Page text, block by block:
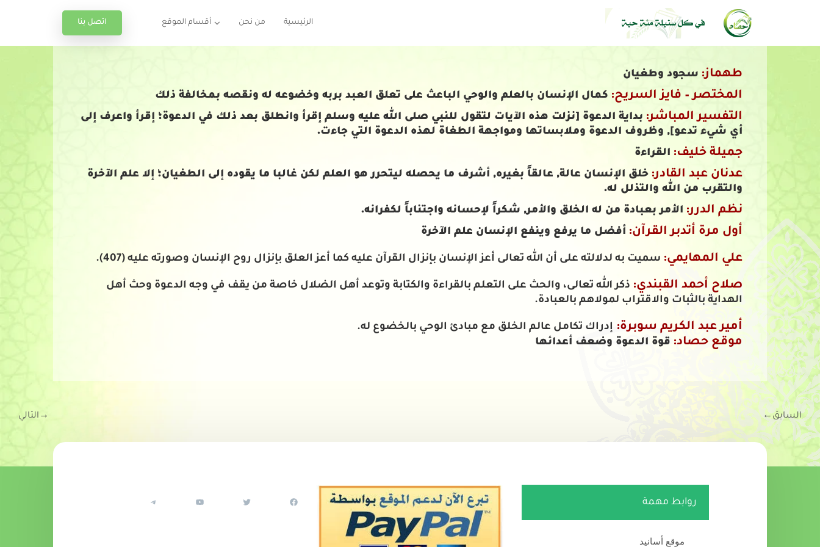
اتصل بنا الرئيسية من نحن أقسام الموقع
طهماز: سجود وطغيان
المختصر – فايز السريح: كمال الإنسان بالعلم والوحي الباعث على تعلق العبد بربه وخضوعه له ونقصه بمخالفة ذلك
التفسير المباشر: بداية الدعوة [نزلت هذه الآيات لتقول للنبي صلى الله عليه وسلم إقرأ وانطلق بعد ذلك في الدعوة؛ إقرأ واعرف إلى
أي شيء تدعو], وظروف الدعوة وملابساتها ومواجهة الطغاة لهذه الدعوة التي جاءت.
جميلة خليف: القراءة
عدنان عبد القادر: خلق الإنسان عالة, عالقاً بغيره, أشرف ما يحصله ليتحرر هو العلم لكن غالبا ما يقوده إلى الطغيان؛ إلا علم الآخرة
والتقرب من الله والتذلل له.
نظم الدرر: الأمر بعبادة من له الخلق والأمر, شكراً لإحسانه واجتناباً لكفرانه.
أول مرة أتدبر القرآن: أفضل ما يرفع وينفع الإنسان علم الآخرة
علي المهايمي: سميت به لدلالته على أن الله تعالى أعز الإنسان بإنزال القرآن عليه كما أعز العلق بإنزال روح الإنسان وصورته عليه (407).
صلاح أحمد القبندي: ذكر الله تعالى، والحث على التعلم بالقراءة والكتابة وتوعد أهل الضلال خاصة من يقف في وجه الدعوة وحث أهل
الهداية بالثبات والاقتراب لمولاهم بالعبادة.
أمير عبد الكريم سوبرة: إدراك تكامل عالم الخلق مع مبادئ الوحي بالخضوع له.
موقع حصاد: قوة الدعوة وضعف أعدائها
السابق←
→ التالي
روابط مهمة
موقع أسانيد